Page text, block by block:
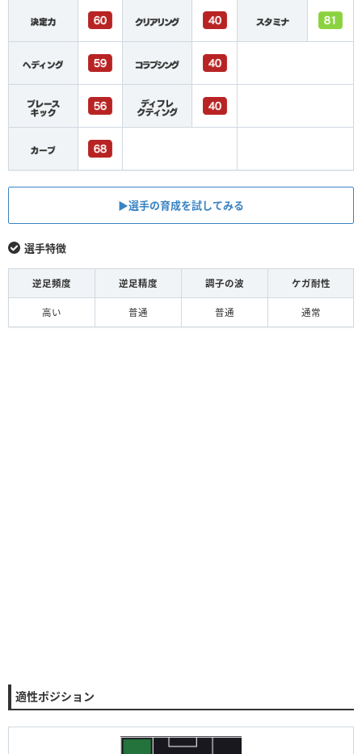
▶︎選手の育成を試してみる
選手特徴
逆足頻度 逆足精度 調子の波 ケガ耐性
高い 普通 普通 通常
適性ポジション